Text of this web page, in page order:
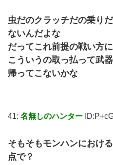
虫だのクラッチだの乗り
ないんだよな
だってこれ前提の戦い方
こういうの取っ払って武
帰ってこないかな
41: 名無しのハンター
そもそもモンハンにおけ
点で？